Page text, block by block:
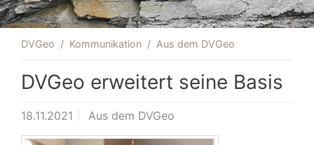
DVGeo Kommunikation Aus dem DVGeo
DVGeo erweitert seine Basis
18.11.2021 Aus dem DVGeo